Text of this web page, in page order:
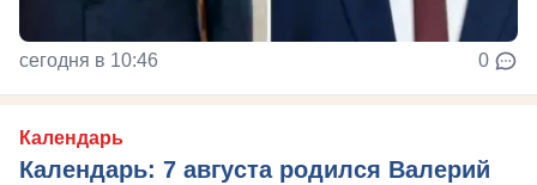
сегодня в 10:46 0
Календарь
Календарь: 7 августа родился Валерий